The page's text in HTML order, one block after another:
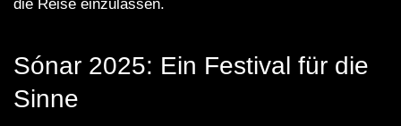
die Reise einzulassen.
Sónar 2025: Ein Festival für die
Sinne